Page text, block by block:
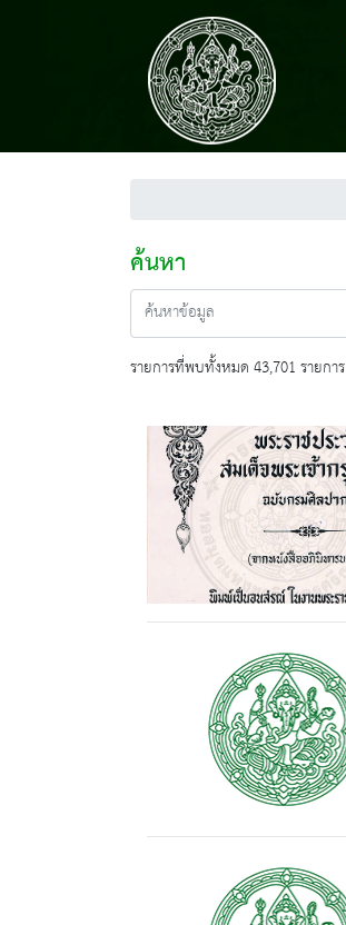
ค้นหา
รายการที่พบทั้งหมด 43,701 รายการ